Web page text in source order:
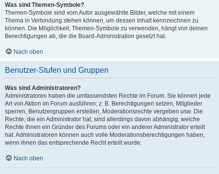
Was sind Themen-Symbole?
Themen-Symbole sind vom Autor ausgewählte Bilder, welche mit einem
Thema in Verbindung stehen können, um dessen Inhalt kennzeichnen zu
können. Die Möglichkeit, Themen-Symbole zu verwenden, hängt von deinen
Berechtigungen ab, die die Board-Administration gesetzt hat.
Nach oben
Benutzer-Stufen und Gruppen
Was sind Administratoren?
Administratoren haben die umfassendsten Rechte im Forum. Sie können jede
Art von Aktion im Forum ausführen; z. B. Berechtigungen setzen, Mitglieder
sperren, Benutzergruppen erstellen, Moderationsrechte vergeben usw. Die
Rechte, die ein Administrator hat, sind allerdings davon abhängig, welche
Rechte ihnen ein Gründer des Forums oder ein anderer Administrator erteilt
hat. Administratoren können auch volle Moderationsberechtigungen haben,
wenn ihnen das entsprechende Recht erteilt wurde.
Nach oben